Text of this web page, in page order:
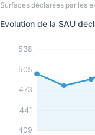
Surfaces déclarées par les
Evolution de la SAU
409
441
473
505
538